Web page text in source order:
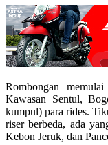
Rombongan
Kawasan Sentul,
kumpul) para rides.
riser berbeda, ada
Kebon Jeruk, dan